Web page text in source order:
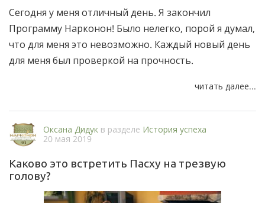
Сегодня у меня отличный день. Я закончил
Программу Нарконон! Было нелегко, порой я думал,
что для меня это невозможно. Каждый новый день
для меня был проверкой на прочность.
читать далее...
Оксана Дидук в разделе История успеха
20 мая 2019
Каково это встретить Пасху на трезвую
голову?